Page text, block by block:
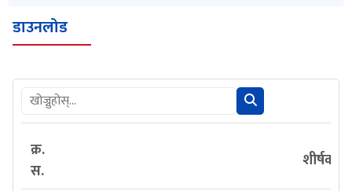
डाउनलोड
क्र.
स.
शीर्षक